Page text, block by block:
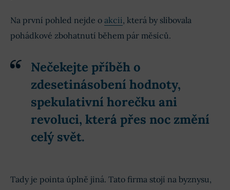
Na první pohled nejde o akcii, která by slibovala
pohádkové zbohatnutí během pár měsíců.
Nečekejte příběh o
zdesetinásobení hodnoty,
spekulativní horečku ani
revoluci, která přes noc změní
celý svět.
Tady je pointa úplně jiná. Tato firma stojí na byznysu,